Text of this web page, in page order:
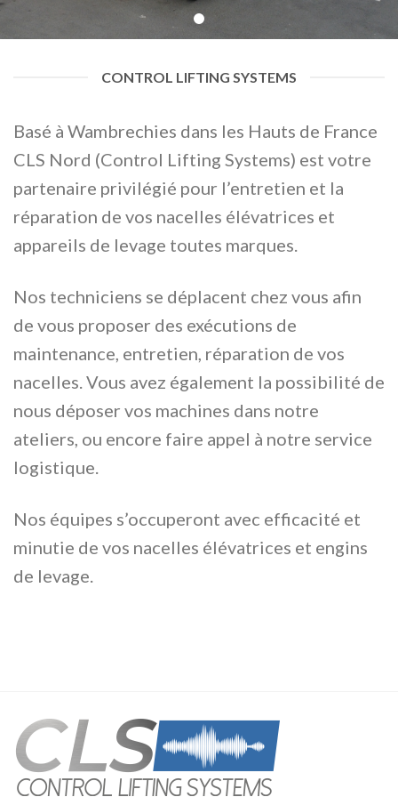
CONTROL LIFTING SYSTEMS
Basé à Wambrechies dans les Hauts de France
CLS Nord (Control Lifting Systems) est votre
partenaire privilégié pour l’entretien et la
réparation de vos nacelles élévatrices et
appareils de levage toutes marques.
Nos techniciens se déplacent chez vous afin
de vous proposer des exécutions de
maintenance, entretien, réparation de vos
nacelles. Vous avez également la possibilité de
nous déposer vos machines dans notre
ateliers, ou encore faire appel à notre service
logistique.
Nos équipes s’occuperont avec efficacité et
minutie de vos nacelles élévatrices et engins
de levage.